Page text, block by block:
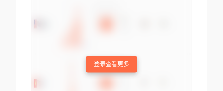
登录查看更多